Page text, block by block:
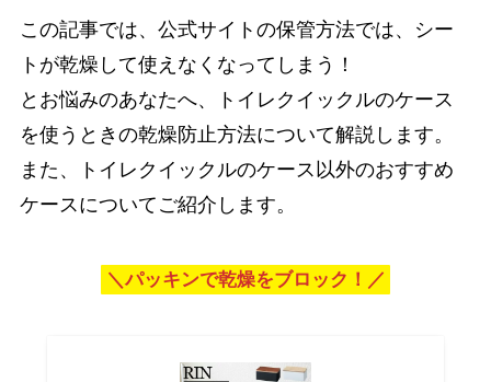
この記事では、公式サイトの保管方法では、シー
トが乾燥して使えなくなってしまう！
とお悩みのあなたへ、トイレクイックルのケース
を使うときの乾燥防止方法について解説します。
また、トイレクイックルのケース以外のおすすめ
ケースについてご紹介します。
＼パッキンで乾燥をブロック！／